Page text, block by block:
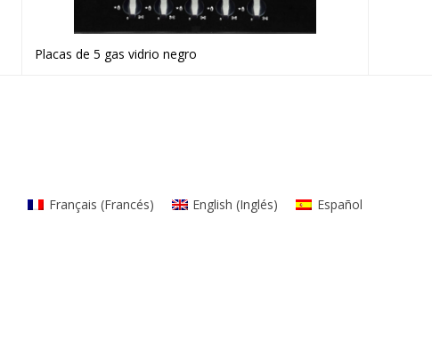
Ver producto
Placas de 5 gas vidrio negro
Français (Francés) English (Inglés) Español